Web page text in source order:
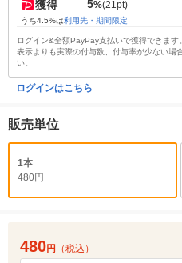
獲得 5%(21pt)
うち4.5%は利用先・期間限定
ログイン&全額PayPay支払いで獲得できます
表示よりも実際の付与数、付与率が少ない場
い。
ログインはこちら
販売単位
1本
480円
480円 （税込）